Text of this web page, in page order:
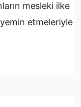
mesleki ilke
etmeleriyle